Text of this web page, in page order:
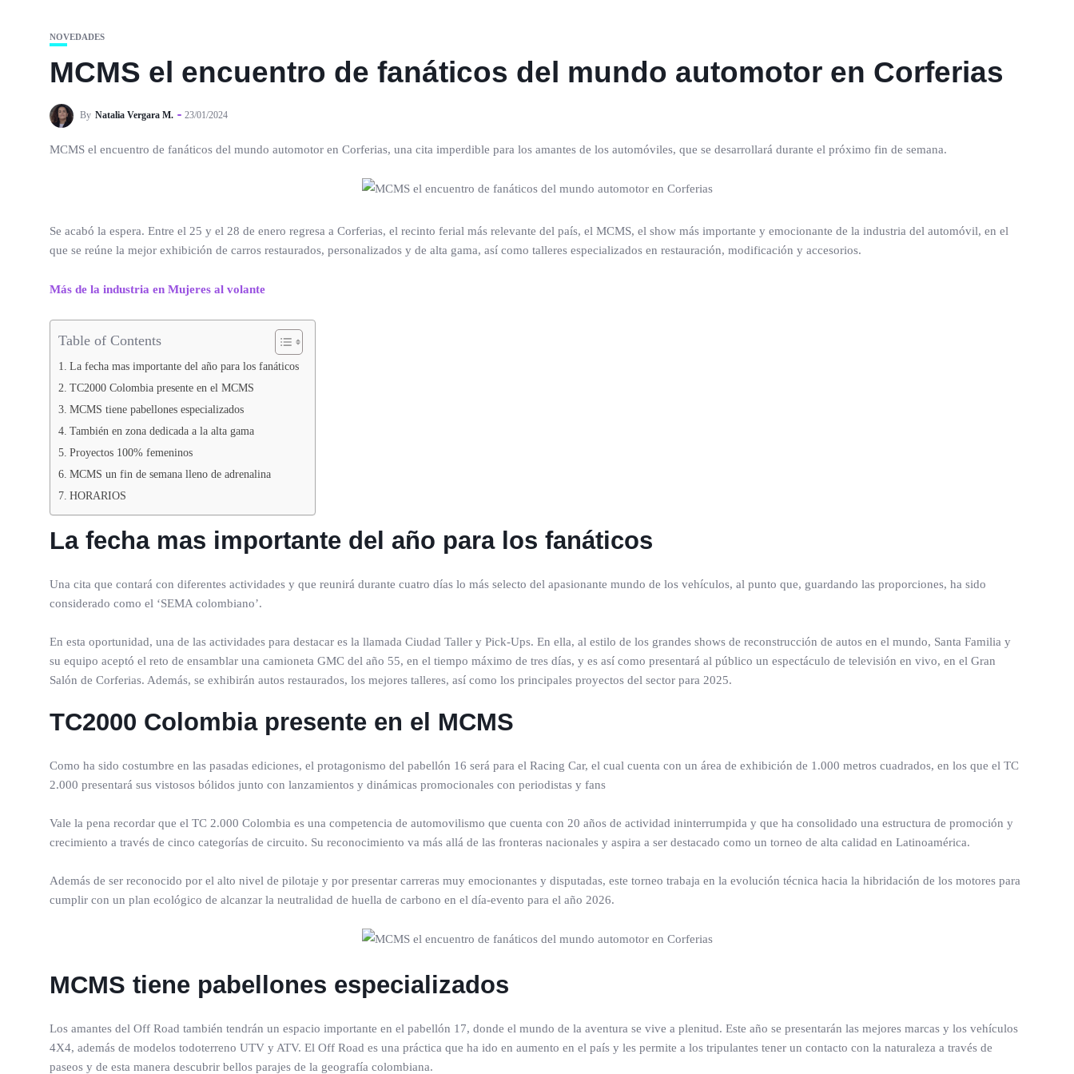
NOVEDADES
MCMS el encuentro de fanáticos del mundo automotor en Corferias
By Natalia Vergara M. 23/01/2024
MCMS el encuentro de fanáticos del mundo automotor en Corferias, una cita imperdible para los amantes de los automóviles, que se desarrollará durante el próximo fin de semana.
Se acabó la espera. Entre el 25 y el 28 de enero regresa a Corferias, el recinto ferial más relevante del país, el MCMS, el show más importante y emocionante de la industria del automóvil, en el
que se reúne la mejor exhibición de carros restaurados, personalizados y de alta gama, así como talleres especializados en restauración, modificación y accesorios.
Más de la industria en Mujeres al volante
Table of Contents
La fecha mas importante del año para los fanáticos
TC2000 Colombia presente en el MCMS
MCMS tiene pabellones especializados
También en zona dedicada a la alta gama
Proyectos 100% femeninos
MCMS un fin de semana lleno de adrenalina
HORARIOS
La fecha mas importante del año para los fanáticos
Una cita que contará con diferentes actividades y que reunirá durante cuatro días lo más selecto del apasionante mundo de los vehículos, al punto que, guardando las proporciones, ha sido
considerado como el ‘SEMA colombiano’.
En esta oportunidad, una de las actividades para destacar es la llamada Ciudad Taller y Pick-Ups. En ella, al estilo de los grandes shows de reconstrucción de autos en el mundo, Santa Familia y
su equipo aceptó el reto de ensamblar una camioneta GMC del año 55, en el tiempo máximo de tres días, y es así como presentará al público un espectáculo de televisión en vivo, en el Gran
Salón de Corferias. Además, se exhibirán autos restaurados, los mejores talleres, así como los principales proyectos del sector para 2025.
TC2000 Colombia presente en el MCMS
Como ha sido costumbre en las pasadas ediciones, el protagonismo del pabellón 16 será para el Racing Car, el cual cuenta con un área de exhibición de 1.000 metros cuadrados, en los que el TC
2.000 presentará sus vistosos bólidos junto con lanzamientos y dinámicas promocionales con periodistas y fans
Vale la pena recordar que el TC 2.000 Colombia es una competencia de automovilismo que cuenta con 20 años de actividad ininterrumpida y que ha consolidado una estructura de promoción y
crecimiento a través de cinco categorías de circuito. Su reconocimiento va más allá de las fronteras nacionales y aspira a ser destacado como un torneo de alta calidad en Latinoamérica.
Además de ser reconocido por el alto nivel de pilotaje y por presentar carreras muy emocionantes y disputadas, este torneo trabaja en la evolución técnica hacia la hibridación de los motores para
cumplir con un plan ecológico de alcanzar la neutralidad de huella de carbono en el día-evento para el año 2026.
MCMS tiene pabellones especializados
Los amantes del Off Road también tendrán un espacio importante en el pabellón 17, donde el mundo de la aventura se vive a plenitud. Este año se presentarán las mejores marcas y los vehículos
4X4, además de modelos todoterreno UTV y ATV. El Off Road es una práctica que ha ido en aumento en el país y les permite a los tripulantes tener un contacto con la naturaleza a través de
paseos y de esta manera descubrir bellos parajes de la geografía colombiana.